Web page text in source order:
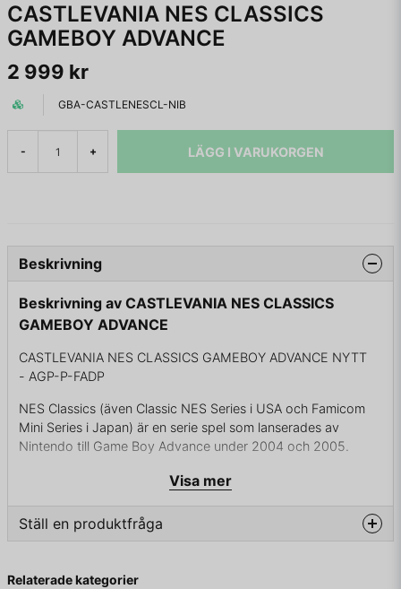
CASTLEVANIA NES CLASSICS
GAMEBOY ADVANCE
2 999 kr
GBA-CASTLENESCL-NIB
- + LÄGG I VARUKORGEN
Beskrivning
Beskrivning av CASTLEVANIA NES CLASSICS
GAMEBOY ADVANCE
CASTLEVANIA NES CLASSICS GAMEBOY ADVANCE NYTT
- AGP-P-FADP
NES Classics (även Classic NES Series i USA och Famicom
Mini Series i Japan) är en serie spel som lanserades av
Nintendo till Game Boy Advance under 2004 och 2005.
Spelen är en återgivning av gamla populära spel till NES och
Castlevania är det första spelet i tv-spelsserien med samma
Game Boy Advance samt många fler konsoler. Även en
Visa mer
Ställ en produktfråga
Fråga oss något om denna produkten...
Relaterade kategorier